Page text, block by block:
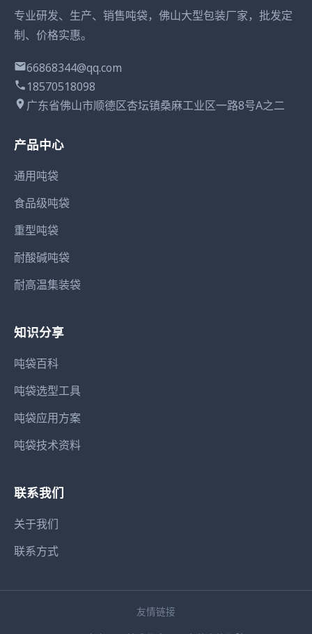
专业研发、生产、销售吨袋，佛山大型包装厂家，批发定
制、价格实惠。
66868344@qq.com
18570518098
广东省佛山市顺德区杏坛镇桑麻工业区一路8号A之二
产品中心
通用吨袋
食品级吨袋
重型吨袋
耐酸碱吨袋
耐高温集装袋
知识分享
吨袋百科
吨袋选型工具
吨袋应用方案
吨袋技术资料
联系我们
关于我们
联系方式
友情链接